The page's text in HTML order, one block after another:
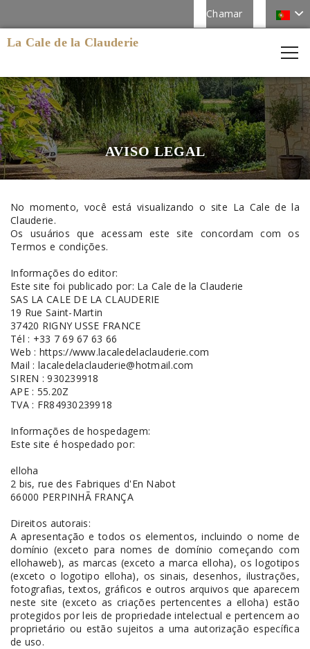
Chamar
La Cale de la Clauderie
AVISO LEGAL
No momento, você está visualizando o site La Cale de la
Clauderie.
Os usuários que acessam este site concordam com os
Termos e condições.
Informações do editor:
Este site foi publicado por: La Cale de la Clauderie
SAS LA CALE DE LA CLAUDERIE
19 Rue Saint-Martin
37420 RIGNY USSE FRANCE
Tél : +33 7 69 67 63 66
Web : https://www.lacaledelaclauderie.com
Mail : lacaledelaclauderie@hotmail.com
SIREN : 930239918
APE : 55.20Z
TVA : FR84930239918
Informações de hospedagem:
Este site é hospedado por:
elloha
2 bis, rue des Fabriques d'En Nabot
66000 PERPINHÃ FRANÇA
Direitos autorais:
A apresentação e todos os elementos, incluindo o nome de
domínio (exceto para nomes de domínio começando com
ellohaweb), as marcas (exceto a marca elloha), os logotipos
(exceto o logotipo elloha), os sinais, desenhos, ilustrações,
fotografias, textos, gráficos e outros arquivos que aparecem
neste site (exceto as criações pertencentes a elloha) estão
protegidos por leis de propriedade intelectual e pertencem ao
proprietário ou estão sujeitos a uma autorização específica
de uso.